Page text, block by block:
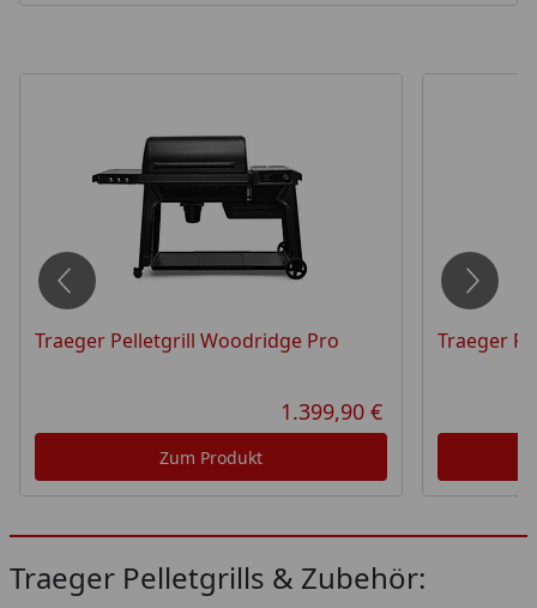
Traeger Pelletgrill Woodridge Pro
Aktueller Preis
1.399,90 €
Zum Produkt
Traeger
Traeger Pelletgrills & Zubehör: